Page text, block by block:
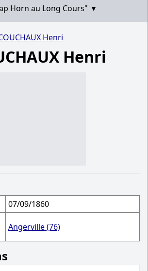
Horn au Long Cours" ▾
Henri
Henri
07/09/1860
Angerville (76)